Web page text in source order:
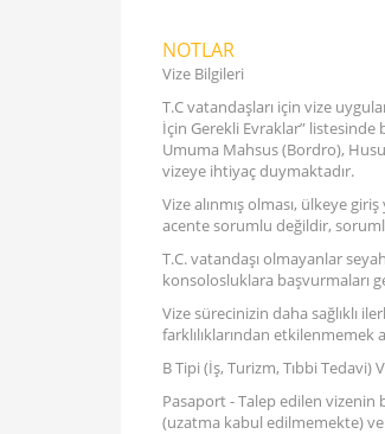
NOTLAR
Vize Bilgileri
T.C vatandaşları için vize
İçin Gerekli Evraklar”
Umuma Mahsus (Bordro),
vizeye ihtiyaç duymaktadır.
Vize alınmış olması, ülkeye
acente sorumlu değildir,
T.C. vatandaşı olmayanlar
konsolosluklara başvurmaları
Vize sürecinizin daha sağlıklı
farklılıklarından
B Tipi (İş, Turizm, Tıbbi Tedavi)
Pasaport - Talep edilen vizenin
(uzatma kabul edilmemekte) ve